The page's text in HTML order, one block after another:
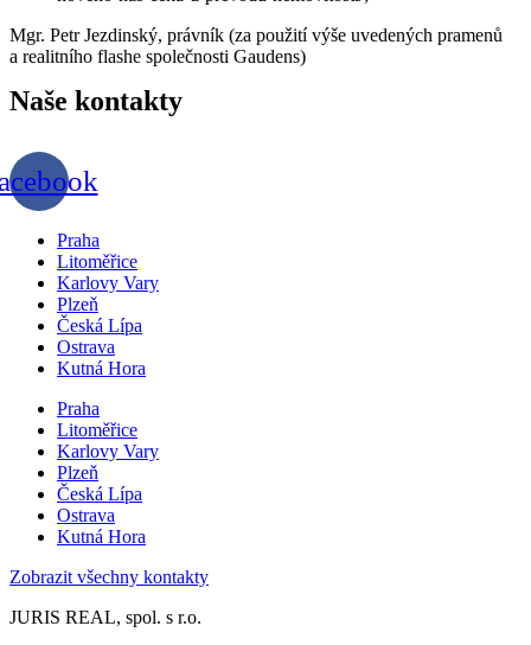
Mgr. Petr Jezdinský, právník (za použití výše uvedených pramenů
a realitního flashe společnosti Gaudens)
Naše kontakty
Praha
Litoměřice
Karlovy Vary
Plzeň
Česká Lípa
Ostrava
Kutná Hora
Praha
Litoměřice
Karlovy Vary
Plzeň
Česká Lípa
Ostrava
Kutná Hora
Zobrazit všechny kontakty
JURIS REAL, spol. s r.o.